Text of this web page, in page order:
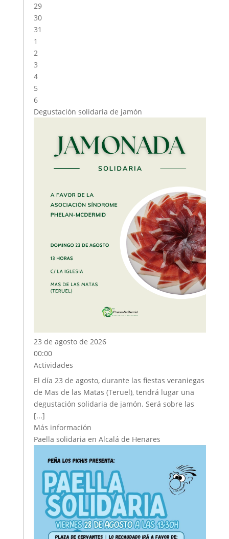
29
30
31
1
2
3
4
5
6
Degustación solidaria de jamón
23 de agosto de 2026
00:00
Actividades
El día 23 de agosto, durante las fiestas veraniegas
de Mas de las Matas (Teruel), tendrá lugar una
degustación solidaria de jamón. Será sobre las
[...]
Más información
Paella solidaria en Alcalá de Henares